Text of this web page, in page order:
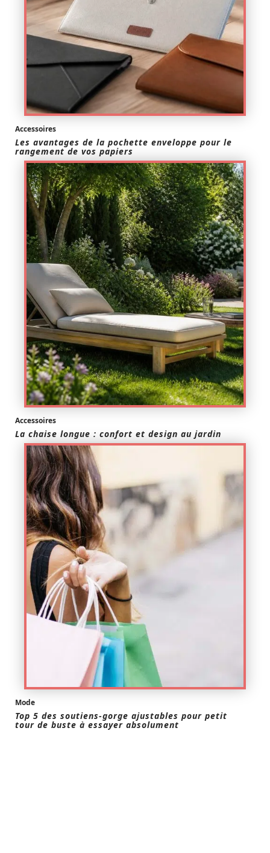
Accessoires
Les avantages de la pochette enveloppe pour le
rangement de vos papiers
Accessoires
La chaise longue : confort et design au jardin
Mode
Top 5 des soutiens-gorge ajustables pour petit
tour de buste à essayer absolument